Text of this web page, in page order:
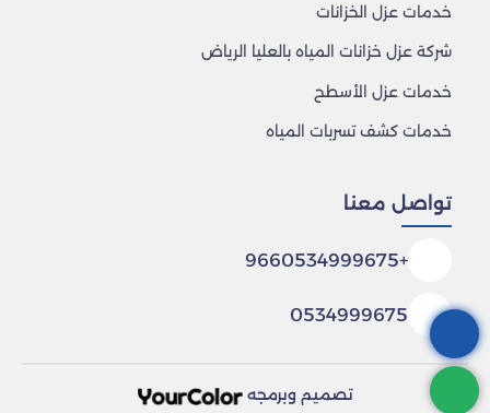
خدمات عزل الخزانات
شركة عزل خزانات المياه بالعليا الرياض
خدمات عزل الأسطح
خدمات كشف تسربات المياه
تواصل معنا
+9660534999675
0534999675
تصميم وبرمجه